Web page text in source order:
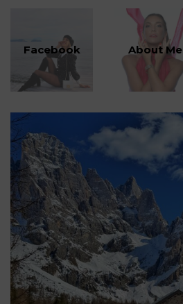
Facebook About Me